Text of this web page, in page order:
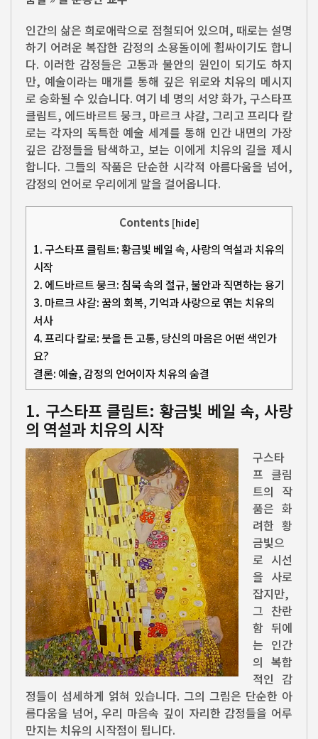
인간의 삶은 희로애락으로 점철되어 있으며, 때로는 설명
하기 어려운 복잡한 감정의 소용돌이에 휩싸이기도 합니
다. 이러한 감정들은 고통과 불안의 원인이 되기도 하지
만, 예술이라는 매개를 통해 깊은 위로와 치유의 메시지
로 승화될 수 있습니다. 여기 네 명의 서양 화가, 구스타프
클림트, 에드바르트 뭉크, 마르크 샤갈, 그리고 프리다 칼
로는 각자의 독특한 예술 세계를 통해 인간 내면의 가장
깊은 감정들을 탐색하고, 보는 이에게 치유의 길을 제시
합니다. 그들의 작품은 단순한 시각적 아름다움을 넘어,
감정의 언어로 우리에게 말을 걸어옵니다.
Contents [hide]
1. 구스타프 클림트: 황금빛 베일 속, 사랑의 역설과 치유의
시작
2. 에드바르트 뭉크: 침묵 속의 절규, 불안과 직면하는 용기
3. 마르크 샤갈: 꿈의 회복, 기억과 사랑으로 엮는 치유의
서사
4. 프리다 칼로: 붓을 든 고통, 당신의 마음은 어떤 색인가
요?
결론: 예술, 감정의 언어이자 치유의 숨결
1. 구스타프 클림트: 황금빛 베일 속, 사랑
의 역설과 치유의 시작
구스타
프 클림
트의 작
품은 화
려한 황
금빛으
로 시선
을 사로
잡지만,
그 찬란
함 뒤에
는 인간
의 복합
적인 감
정들이 섬세하게 얽혀 있습니다. 그의 그림은 단순한 아
름다움을 넘어, 우리 마음속 깊이 자리한 감정들을 어루
만지는 치유의 시작점이 됩니다.